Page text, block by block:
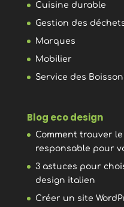
Cuisine durable
Gestion des
Marques
Mobilier
Service des
Blog eco design
Comment trouver
responsable pour
3 astuces pour
design italien
Créer un site